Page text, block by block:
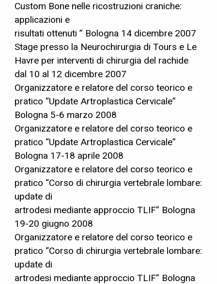
Custom Bone nelle ricostruzioni craniche:
applicazioni e
risultati ottenuti ” Bologna 14 dicembre 2007
Stage presso la Neurochirurgia di Tours e Le
Havre per interventi di chirurgia del rachide
dal 10 al 12 dicembre 2007
Organizzatore e relatore del corso teorico e
pratico “Update Artroplastica Cervicale”
Bologna 5-6 marzo 2008
Organizzatore e relatore del corso teorico e
pratico “Update Artroplastica Cervicale”
Bologna 17-18 aprile 2008
Organizzatore e relatore del corso teorico e
pratico “Corso di chirurgia vertebrale lombare:
update di
artrodesi mediante approccio TLIF” Bologna
19-20 giugno 2008
Organizzatore e relatore del corso teorico e
pratico “Corso di chirurgia vertebrale lombare:
update di
artrodesi mediante approccio TLIF” Bologna